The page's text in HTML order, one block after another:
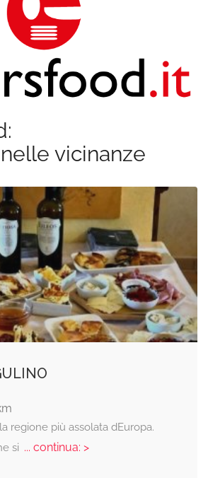
vicinanze
regione più assolata dEuropa.
si ... continua: >